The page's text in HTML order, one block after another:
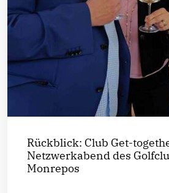
Rückblick: Club Get-
Netzwerkabend des
Monrepos